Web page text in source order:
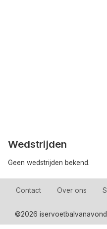
Wedstrijden
Geen wedstrijden bekend.
Contact Over ons
©2026